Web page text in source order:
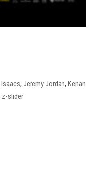
, Jeremy Jordan, Kenan
Harris,
z-slider